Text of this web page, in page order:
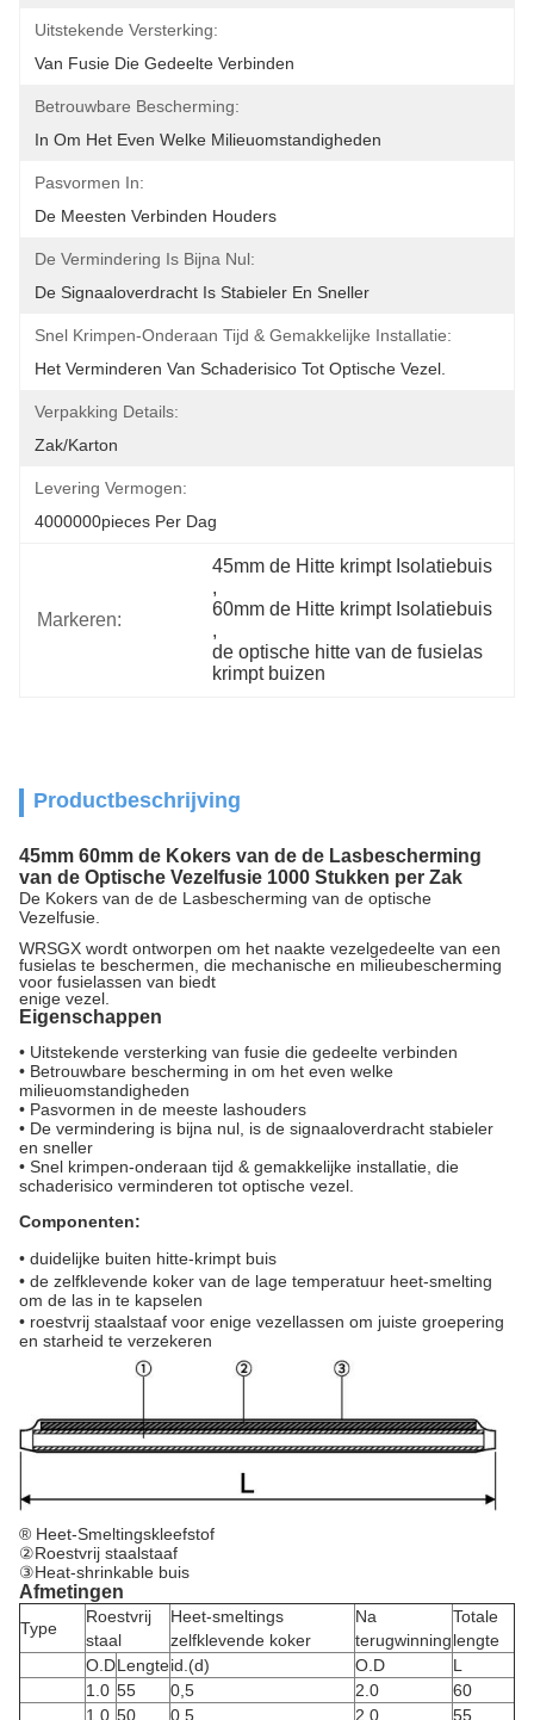
Uitstekende Versterking:
Van Fusie Die Gedeelte Verbinden
Betrouwbare Bescherming:
In Om Het Even Welke Milieuomstandigheden
Pasvormen In:
De Meesten Verbinden Houders
De Vermindering Is Bijna Nul:
De Signaaloverdracht Is Stabieler En Sneller
Snel Krimpen-Onderaan Tijd & Gemakkelijke Installatie:
Het Verminderen Van Schaderisico Tot Optische Vezel.
Verpakking Details:
Zak/Karton
Levering Vermogen:
4000000pieces Per Dag
Markeren:
45mm de Hitte krimpt Isolatiebuis
,
60mm de Hitte krimpt Isolatiebuis
,
de optische hitte van de fusielas
krimpt buizen
Productbeschrijving
45mm 60mm de Kokers van de de Lasbescherming
van de Optische Vezelfusie 1000 Stukken per Zak
De Kokers van de de Lasbescherming van de optische
Vezelfusie.
WRSGX wordt ontworpen om het naakte vezelgedeelte van een
fusielas te beschermen, die mechanische en milieubescherming
voor fusielassen van biedt
enige vezel.
Eigenschappen
• Uitstekende versterking van fusie die gedeelte verbinden
• Betrouwbare bescherming in om het even welke
milieuomstandigheden
• Pasvormen in de meeste lashouders
• De vermindering is bijna nul, is de signaaloverdracht stabieler
en sneller
• Snel krimpen-onderaan tijd & gemakkelijke installatie, die
schaderisico verminderen tot optische vezel.
Componenten:
• duidelijke buiten hitte-krimpt buis
• de zelfklevende koker van de lage temperatuur heet-smelting
om de las in te kapselen
• roestvrij staalstaaf voor enige vezellassen om juiste groepering
en starheid te verzekeren
® Heet-Smeltingskleefstof
②Roestvrij staalstaaf
③Heat-shrinkable buis
Afmetingen
Type
Roestvrij
staal
Heet-smeltings
zelfklevende koker
Na
terugwinning
Totale
lengte
O.DLengteid.(d) O.D
L
1.0 55 0,5 2.0
60
1.0 50 0,5 2.0 55